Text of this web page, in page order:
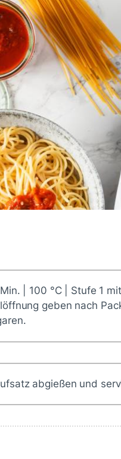
| 100 °C | Stufe 1
geben nach
abgießen und